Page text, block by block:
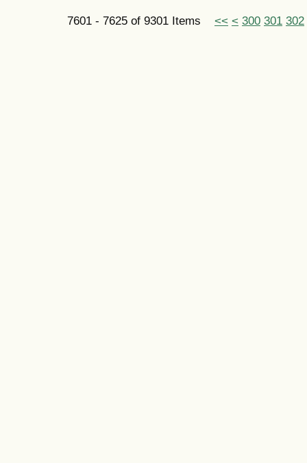
7601 - 7625 of 9301 Items << < 300 301 302